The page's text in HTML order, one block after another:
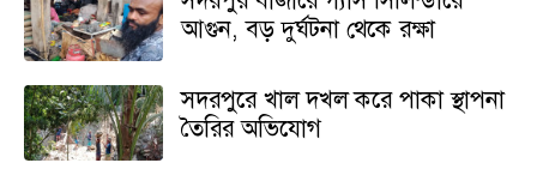
আগুন, বড় দুর্ঘটনা থেকে রক্ষা
সদরপুরে খাল দখল করে পাকা স্থাপনা
তৈরির অভিযোগ